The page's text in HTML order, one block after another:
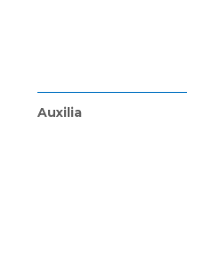
Auxilia